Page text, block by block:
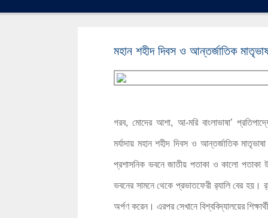
মহান শহীদ দিবস ও আন্তর্জাতিক
গরব, মোদের আশা, আ-মরি বাংলাভাষা’
মর্যাদায় মহান শহীদ দিবস ও আন্তর্জাতিক
প্রশাসনিক ভবনে জাতীয় পতাকা ও কালো
ভবনের সামনে থেকে প্রভাতফেরী র‌্যালি বের হয়।
অর্পণ করেন। এরপর সেখানে বিশ্ববিদ্যালয়ের